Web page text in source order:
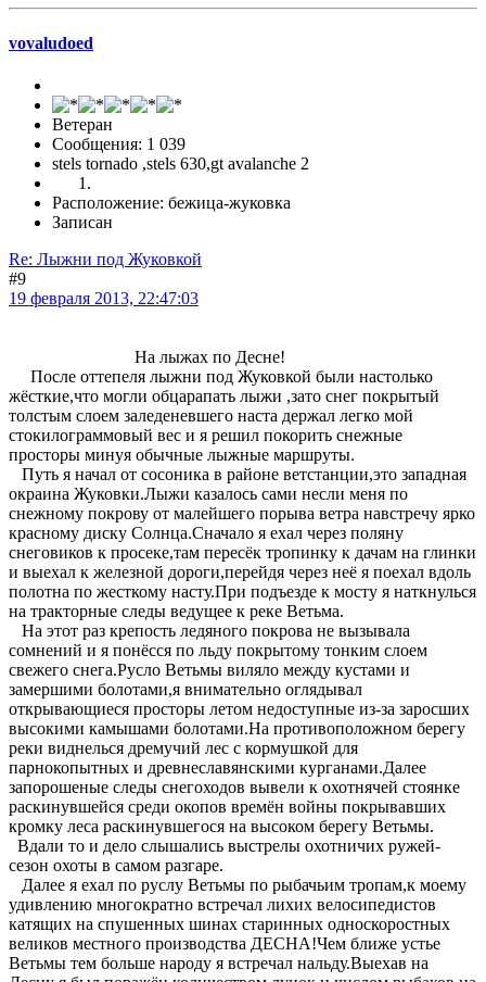
vovaludoed
Ветеран
Сообщения: 1 039
stels tornado ,stels 630,gt avalanche 2
Расположение: бежица-жуковка
Записан
Re: Лыжни под Жуковкой
#9
19 февраля 2013, 22:47:03
На лыжах по Десне!
После оттепеля лыжни под Жуковкой были настолько
жёсткие,что могли обцарапать лыжи ,зато снег покрытый
толстым слоем заледеневшего наста держал легко мой
стокилограммовый вес и я решил покорить снежные
просторы минуя обычные лыжные маршруты.
Путь я начал от сосоника в районе ветстанции,это западная
окраина Жуковки.Лыжи казалось сами несли меня по
снежному покрову от малейшего порыва ветра навстречу ярко
красному диску Солнца.Сначало я ехал через поляну
снеговиков к просеке,там пересёк тропинку к дачам на глинки
и выехал к железной дороги,перейдя через неё я поехал вдоль
полотна по жесткому насту.При подъезде к мосту я наткнулься
на тракторные следы ведущее к реке Ветьма.
На этот раз крепость ледяного покрова не вызывала
сомнений и я понёсся по льду покрытому тонким слоем
свежего снега.Русло Ветьмы виляло между кустами и
замершими болотами,я внимательно оглядывал
открывающиеся просторы летом недоступные из-за заросших
высокими камышами болотами.На противоположном берегу
реки виднелься дремучий лес с кормушкой для
парнокопытных и древнеславянскими курганами.Далее
запорошеные следы снегоходов вывели к охотнячей стоянке
раскинувшейся среди окопов времён войны покрывавших
кромку леса раскинувшегося на высоком берегу Ветьмы.
Вдали то и дело слышались выстрелы охотничих ружей-
сезон охоты в самом разгаре.
Далее я ехал по руслу Ветьмы по рыбачьим тропам,к моему
удивлению многократно встречал лихих велосипедистов
катящих на спушенных шинах старинных односкоростных
великов местного производства ДЕСНА!Чем ближе устье
Ветьмы тем больше народу я встречал нальду.Выехав на